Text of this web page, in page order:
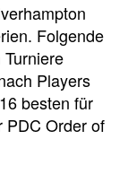
Folgende
Players
besten für
PDC Order of